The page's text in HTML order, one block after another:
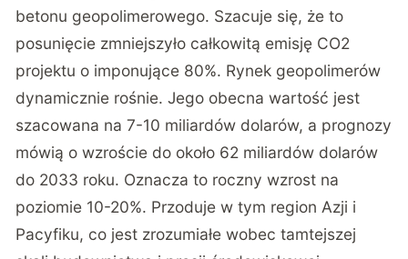
betonu geopolimerowego. Szacuje się, że to
posunięcie zmniejszyło całkowitą emisję CO2
projektu o imponujące 80%. Rynek geopolimerów
dynamicznie rośnie. Jego obecna wartość jest
szacowana na 7-10 miliardów dolarów, a prognozy
mówią o wzroście do około 62 miliardów dolarów
do 2033 roku. Oznacza to roczny wzrost na
poziomie 10-20%. Przoduje w tym region Azji i
Pacyfiku, co jest zrozumiałe wobec tamtejszej